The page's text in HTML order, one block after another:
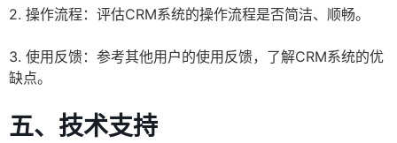
2. 操作流程：评估CRM系统的操作流程是否简洁、顺畅。
3. 使用反馈：参考其他用户的使用反馈，了解CRM系统的优
缺点。
五、技术支持